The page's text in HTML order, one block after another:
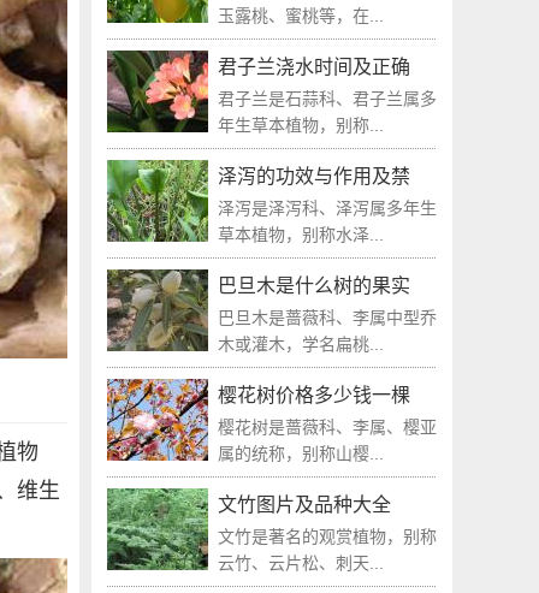
物
维生
玉露桃、蜜桃等，在...
君子兰浇水时间及正确
君子兰是石蒜科、君子兰属多
年生草本植物，别称...
泽泻的功效与作用及禁
泽泻是泽泻科、泽泻属多年生
草本植物，别称水泽...
巴旦木是什么树的果实
巴旦木是蔷薇科、李属中型乔
木或灌木，学名扁桃...
樱花树价格多少钱一棵
樱花树是蔷薇科、李属、樱亚
属的统称，别称山樱...
文竹图片及品种大全
文竹是著名的观赏植物，别称
云竹、云片松、刺天...